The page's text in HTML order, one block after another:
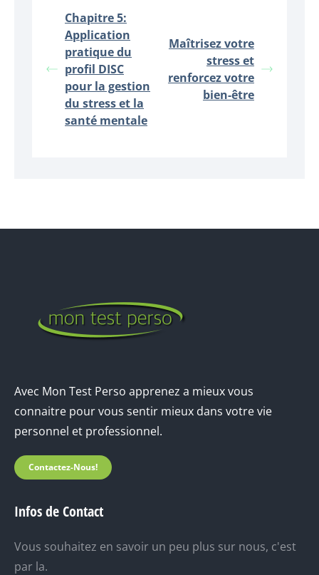
Chapitre 5:
Application
pratique du
profil DISC
pour la gestion
du stress et la
santé mentale
Maîtrisez votre
stress et
renforcez votre
bien-être
Avec Mon Test Perso apprenez a mieux vous
connaitre pour vous sentir mieux dans votre vie
personnel et professionnel.
Contactez-Nous!
Infos de Contact
Vous souhaitez en savoir un peu plus sur nous, c'est
par la.